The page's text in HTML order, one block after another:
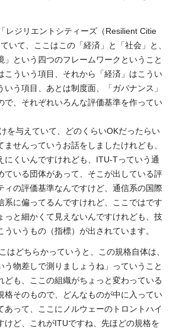
レジリエントシティーズ（Resilient Citie
いて、ここはこの「経済」と「社会」と、
」という四つのフレームワークということ
こういう項目、それから「経済」はこうい
いう項目、あとは制度面、「ガバナンス」
で、それぞれいろんな評価基準を作ってい
を与えていて、どのくらいOKだったらい
せんっていうお話をしましたけれども、
にくいんですけれども、ITU-Tっていう通
ている団体があって、そこが出している評
ィの評価基準なんですけど、通信系の国際
系に偏ってるんですけれど、ここではです
っと細かくて見えないんですけれども、技
いうもの（指標）が出されています。
はどちらかっていうと、この規格自体は、
う物差しで測りましょうね」っていうこと
ども、ここの組織がちょっと変わっている
格そのもので、どんなものが中に入ってい
あって、ここにノルウェーのトロントハイ
けど、これがITUですね、先ほどの規格を